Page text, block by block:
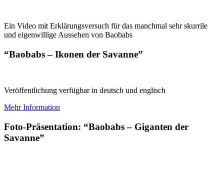
Ein Video mit Erklärungsversuch für das manchmal sehr skurrile
und eigenwillige Aussehen von Baobabs
“Baobabs – Ikonen der Savanne”
Veröffentlichung verfügbar in deutsch und englisch
Mehr Information
Foto-Präsentation: “Baobabs – Giganten der
Savanne”